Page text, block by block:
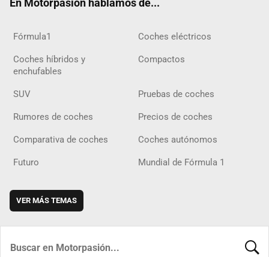
En Motorpasión hablamos de...
Fórmula1 Coches eléctricos
Coches híbridos y
enchufables
Compactos
SUV Pruebas de coches
Rumores de coches Precios de coches
Comparativa de coches Coches autónomos
Futuro Mundial de Fórmula 1
VER MÁS TEMAS